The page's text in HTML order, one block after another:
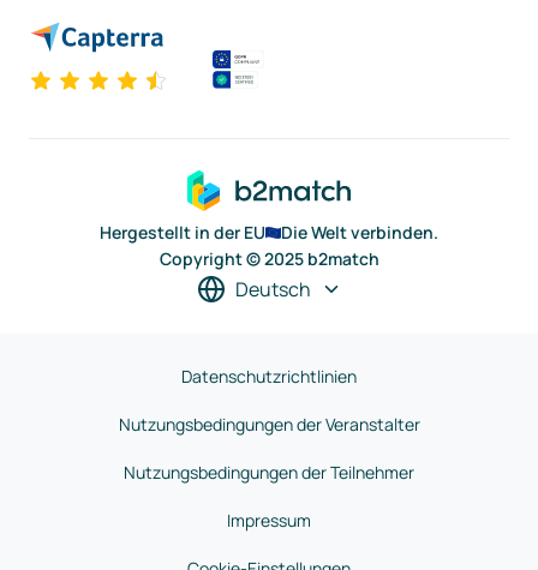
Hergestellt in der EU
Die Welt verbinden.
Copyright © 2025 b2match
Deutsch
Datenschutzrichtlinien
Nutzungsbedingungen der Veranstalter
Nutzungsbedingungen der Teilnehmer
Impressum